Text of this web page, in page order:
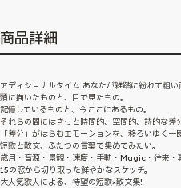
商品詳細
アディショナルタイム あなたが雑踏に紛れて粗
頭に描いたものと、目で見たもの。
記憶しているものと、今ここにあるもの。
それらの間にはきっと時間的、空間的、詩的な差
「差分」がはらむエモーションを、移ろいゆく一
短歌と散文、ふたつの言葉で集めてみたい。
歳月・音源・景観・速度・手動・Magic・往来
15の窓から切り取った鮮やかなスケッチ。
大人気歌人による、待望の短歌×散文集!